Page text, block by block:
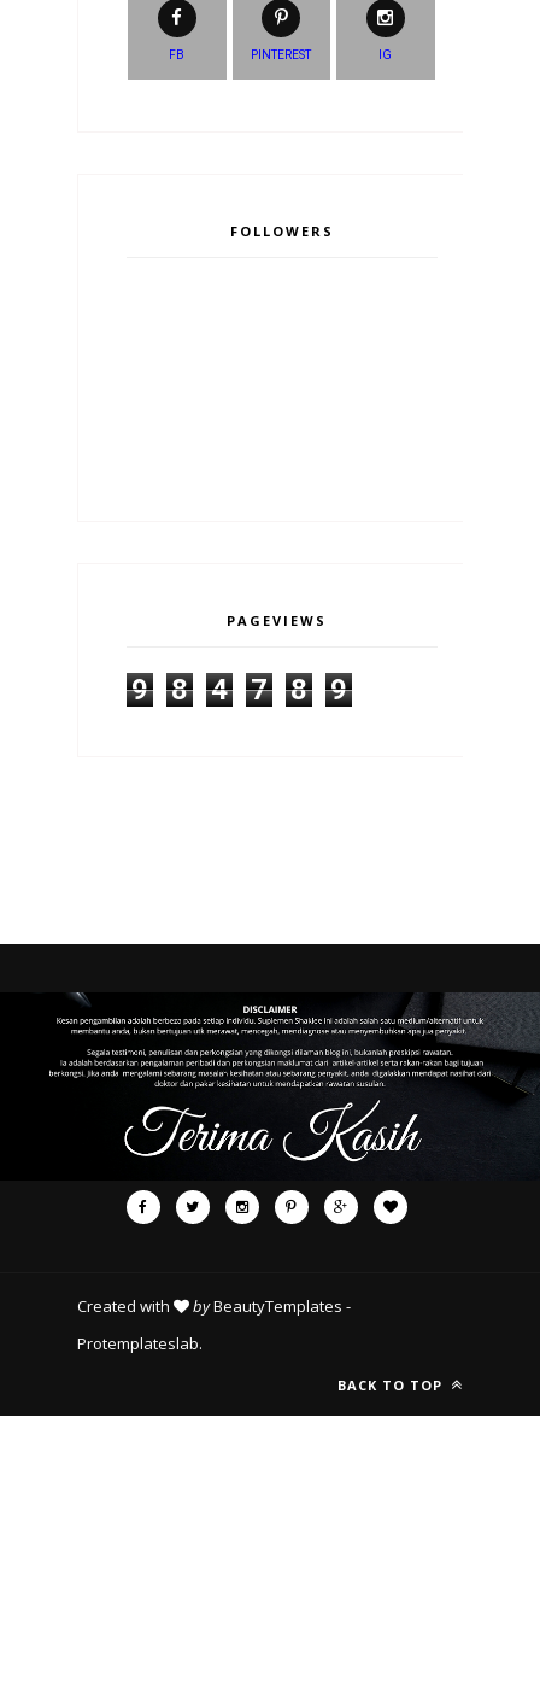
FB PINTEREST IG
FOLLOWERS
PAGEVIEWS
9 8 4 7 8 9
Created with byBeautyTemplates -
Protemplateslab.
BACK TO TOP